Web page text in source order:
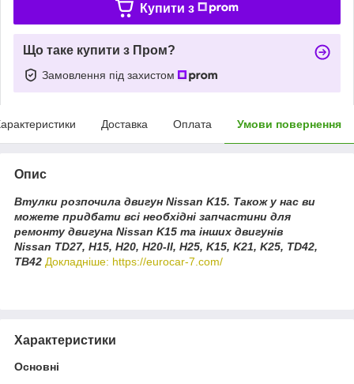
Купити з
Що таке купити з Пром?
Замовлення під захистом
Доставка Оплата Умови повернення
Опис
Втулки розпочила двигун Nissan K15. Також у нас ви
можете придбати всі необхідні запчастини для
ремонту двигуна Nissan K15 та інших двигунів
Nissan TD27, H15, H20, H20-II, H25, K15, K21, K25, TD42,
TB42 Докладніше: https://eurocar-7.com/
Характеристики
Основні